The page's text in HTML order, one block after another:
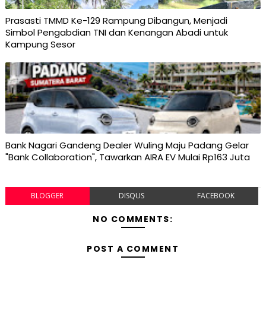
Prasasti TMMD Ke-129 Rampung Dibangun, Menjadi
Simbol Pengabdian TNI dan Kenangan Abadi untuk
Kampung Sesor
Bank Nagari Gandeng Dealer Wuling Maju Padang Gelar
"Bank Collaboration", Tawarkan AIRA EV Mulai Rp163 Juta
BLOGGER DISQUS FACEBOOK
NO COMMENTS:
POST A COMMENT